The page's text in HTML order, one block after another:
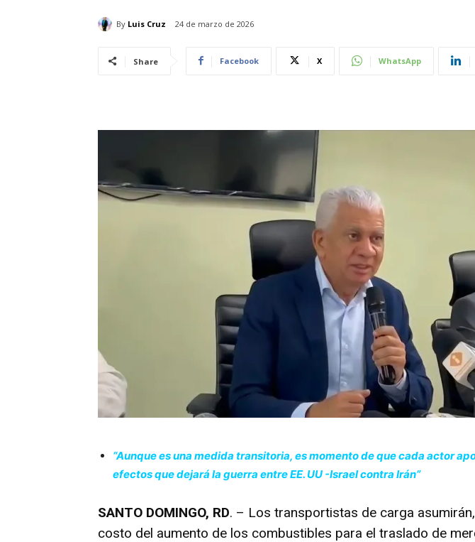
By Luis Cruz 24 de marzo de 2026
Share Facebook X WhatsApp
“Aunque es una medida transitoria, es momento de que cada actor
efectos que dejará la guerra entre EE. UU -Israel contra Irán”
SANTO DOMINGO, RD. – Los transportistas de carga
costo del aumento de los combustibles para el traslado de